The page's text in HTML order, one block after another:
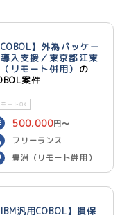
COBOL】外為パッケー
入支援／東京都江東
リモート併用） の
案件
ートOK
500,000円〜
600,000 円／月
フリーランス
豊洲（リモート併用）
IBM汎用COBOL】損保